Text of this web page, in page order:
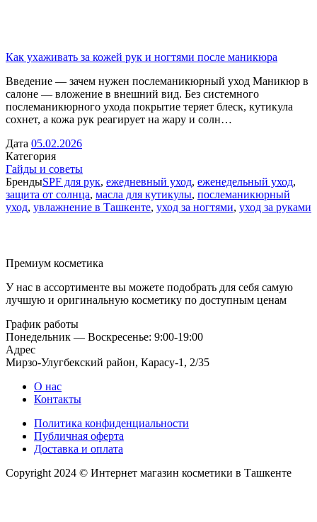
Как ухаживать за кожей рук и ногтями после маникюра
Введение — зачем нужен послеманикюрный уход Маникюр в
салоне — вложение в внешний вид. Без системного
послеманикюрного ухода покрытие теряет блеск, кутикула
сохнет, а кожа рук реагирует на жару и солн…
Дата 05.02.2026
Категория
Гайды и советы
БрендыSPF для рук, ежедневный уход, еженедельный уход,
защита от солнца, масла для кутикулы, послеманикюрный
уход, увлажнение в Ташкенте, уход за ногтями, уход за руками
Премиум косметика
У нас в ассортименте вы можете подобрать для себя самую
лучшую и оригинальную косметику по доступным ценам
График работы
Понедельник — Воскресенье: 9:00-19:00
Адрес
Мирзо-Улугбекский район, Карасу-1, 2/35
О нас
Контакты
Политика конфиденциальности
Публичная оферта
Доставка и оплата
Copyright 2024 © Интернет магазин косметики в Ташкенте